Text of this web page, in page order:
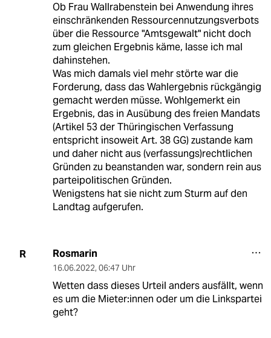
Ob Frau Wallrabenstein bei Anwendung ihres
einschränkenden Ressourcennutzungsverbots
über die Ressource "Amtsgewalt" nicht doch
zum gleichen Ergebnis käme, lasse ich mal
dahinstehen.
Was mich damals viel mehr störte war die
Forderung, dass das Wahlergebnis rückgängig
gemacht werden müsse. Wohlgemerkt ein
Ergebnis, das in Ausübung des freien Mandats
(Artikel 53 der Thüringischen Verfassung
entspricht insoweit Art. 38 GG) zustande kam
und daher nicht aus (verfassungs)rechtlichen
Gründen zu beanstanden war, sondern rein aus
parteipolitischen Gründen.
Wenigstens hat sie nicht zum Sturm auf den
Landtag aufgerufen.
R Rosmarin
16.06.2022, 06:47 Uhr
Wetten dass dieses Urteil anders ausfällt, wenn
es um die Mieter:innen oder um die Linkspartei
geht?